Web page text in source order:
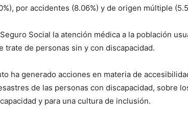
por accidentes (8.06%) y de origen múltiple
Social la atención médica a la población
trate de personas sin y con discapacidad.
ha generado acciones en materia de
de las personas con discapacidad, sobre
y para una cultura de inclusión.